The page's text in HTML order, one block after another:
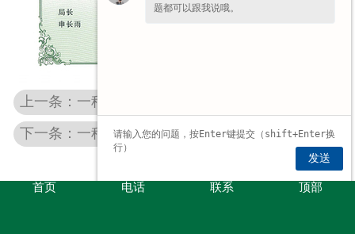
上一条：一种具有定位装置的沥青卷材切割机构
下一条：一种环 保沥青乳化装置
首页 电话 联系 顶部
题都可以跟我说哦。
发送